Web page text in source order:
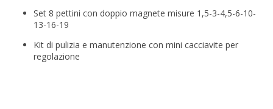
Set 8 pettini con doppio magnete misure 1,5-3-4,5-6-10-
13-16-19
Kit di pulizia e manutenzione con mini cacciavite per
regolazione